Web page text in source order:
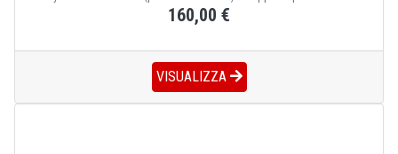
160,00 €
VISUALIZZA